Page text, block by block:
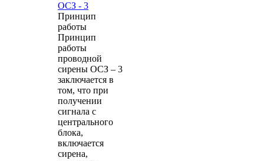
ОСЗ - 3
Принцип
работы
Принцип
работы
проводной
сирены ОСЗ – 3
заключается в
том, что при
получении
сигнала с
центрального
блока,
включается
сирена,